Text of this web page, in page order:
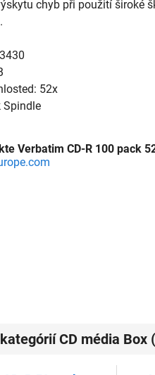
chyb při použití široké
52x
Spindle
Verbatim CD-R 100 pack
CD média Box